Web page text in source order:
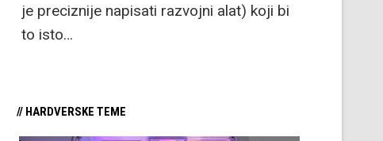
je preciznije napisati razvojni alat) koji bi
to isto…
// HARDVERSKE TEME